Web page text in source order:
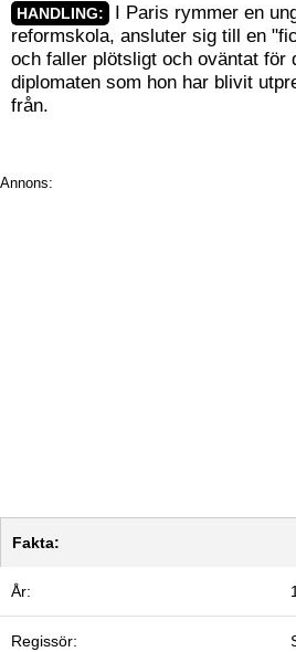
HANDLING:
I Paris rymmer en
reformskola, ansluter sig till en
och faller plötsligt och oväntat för
diplomaten som hon har blivit
från.
Annons:
Fakta:
År:
Regissör: